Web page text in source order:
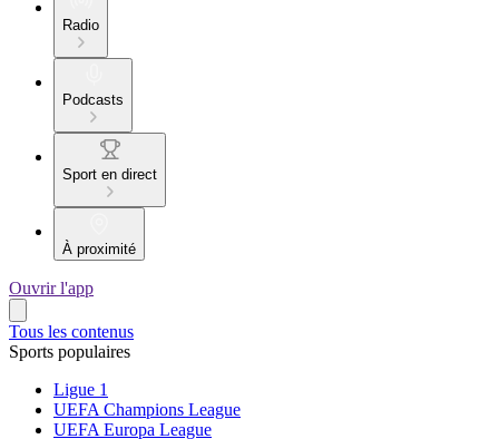
Radio
Podcasts
Sport en direct
À proximité
Ouvrir l'app
Tous les contenus
Sports populaires
Ligue 1
UEFA Champions League
UEFA Europa League